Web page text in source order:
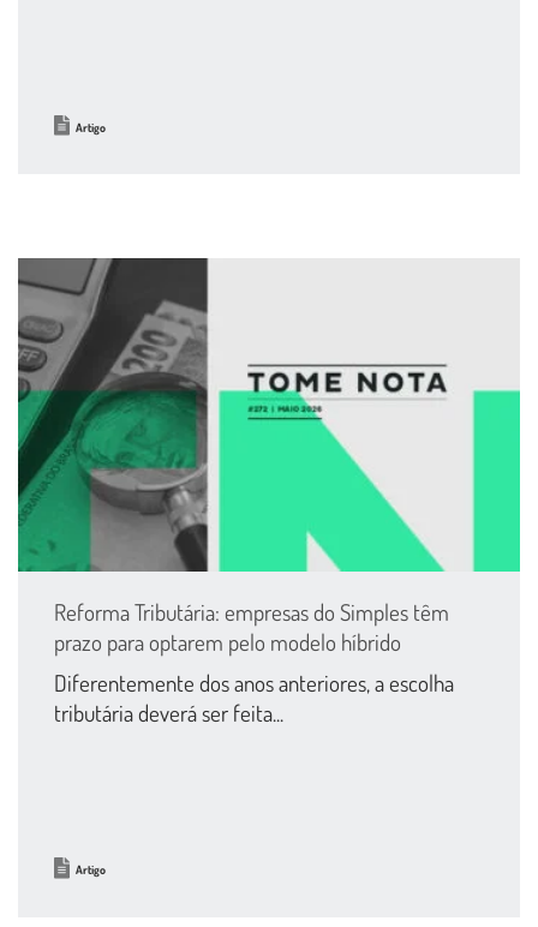
Artigo
Reforma Tributária: empresas do Simples têm
prazo para optarem pelo modelo híbrido
Diferentemente dos anos anteriores, a escolha
tributária deverá ser feita...
Artigo